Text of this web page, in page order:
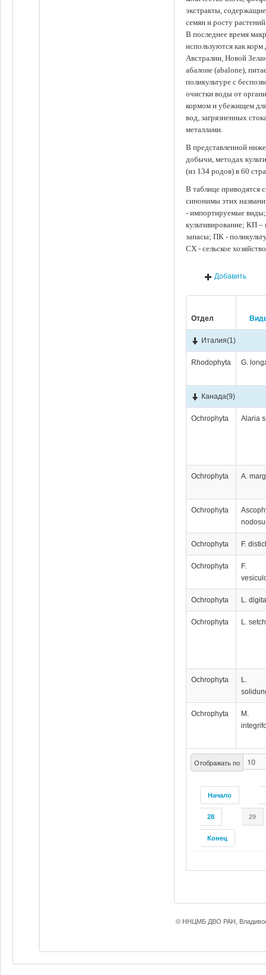
экстракты,
семян и росту
В последнее время
используются как
Австралии, Новой
абалоне (abalone),
поликультуре с
очистки воды от
кормом и убежищем
вод, загрязненных
металлами.
В представленной
добычи, методах
(из 134 родов) в 60
В таблице приводятся
синонимы этих
- импортируемые
культивирование; КП
запасы; ПК -
СХ - сельское
Добавить
Отдел
Отображать по
Начало
28 29
Конец
Италия(1)
Rhodophyta G.
Канада(9)
Ochrophyta Alaria
Ochrophyta A.
Ochrophyta
Ochrophyta F.
Ochrophyta
F.
Ochrophyta L.
Ochrophyta L.
Ochrophyta
L.
Ochrophyta
M.
© ННЦМБ ДВО РАН,